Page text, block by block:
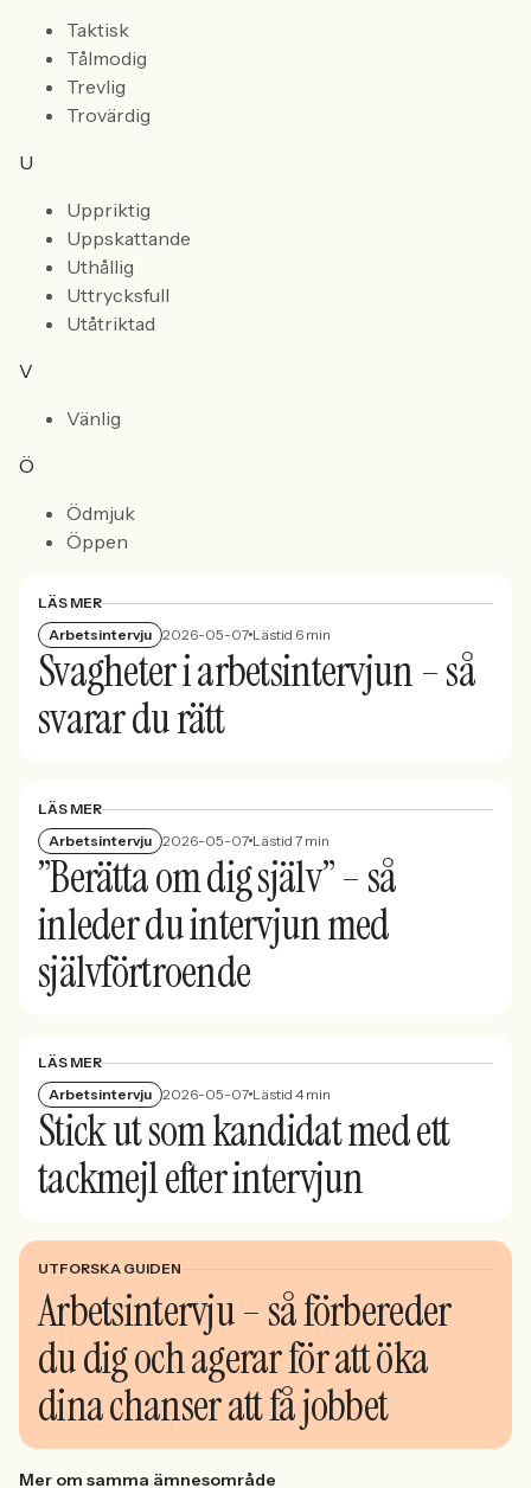
Taktisk
Tålmodig
Trevlig
Trovärdig
U
Uppriktig
Uppskattande
Uthållig
Uttrycksfull
Utåtriktad
V
Vänlig
Ö
Ödmjuk
Öppen
LÄS MER
Arbetsintervju 2026-05-07 Lästid 6 min
Svagheter i arbetsintervjun – så
svarar du rätt
LÄS MER
Arbetsintervju 2026-05-07 Lästid 7 min
”Berätta om dig själv” – så
inleder du intervjun med
självförtroende
LÄS MER
Arbetsintervju 2026-05-07 Lästid 4 min
Stick ut som kandidat med ett
tackmejl efter intervjun
UTFORSKA GUIDEN
Arbetsintervju – så förbereder
du dig och agerar för att öka
dina chanser att få jobbet
Mer om samma ämnesområde